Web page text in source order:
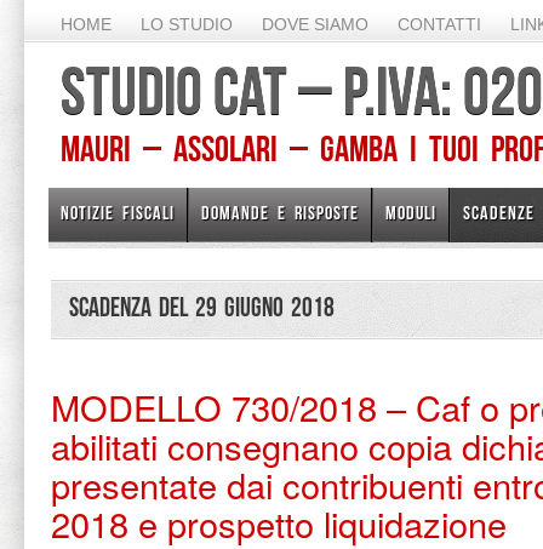
HOME LO STUDIO DOVE SIAMO CONTATTI
STUDIO CAT – P.IVA:
Mauri – Assolari – Gamba I TUOI
NOTIZIE FISCALI DOMANDE E RISPOSTE MODULI SCADENZE
Scadenza del 29 Giugno 2018
MODELLO 730/2018 – Caf o
abilitati consegnano copia
presentate dai contribuenti
2018 e prospetto liquidazione